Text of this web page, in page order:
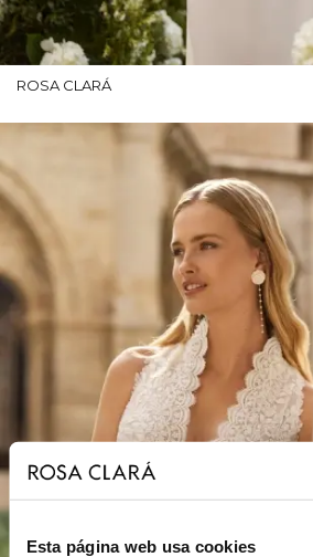
Esta página web usa cookies
ROSA CLARÁ